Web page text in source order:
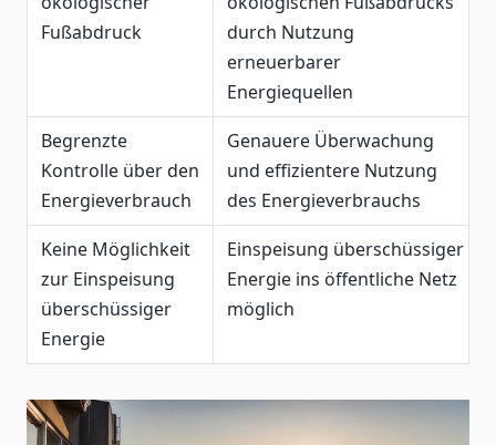
Fußabdruck
durch Nutzung
erneuerbarer
Energiequellen
Begrenzte
Kontrolle über den
Energieverbrauch
Genauere Überwachung
und effizientere Nutzung
des Energieverbrauchs
Keine Möglichkeit
zur Einspeisung
überschüssiger
Energie
Einspeisung überschüssiger
Energie ins öffentliche Netz
möglich